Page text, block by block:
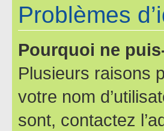
Problèmes
Pourquoi ne
Plusieurs raisons
votre nom
sont, contactez